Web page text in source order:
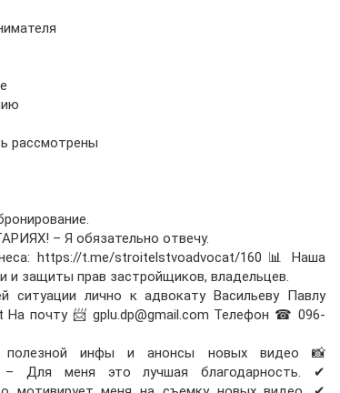
рассмотрены
– Я обязательно отвечу.
https://t.me/stroitelstvoadvocat/160 📊 Наша
и защиты прав застройщиков, владельцев.
ситуации лично к адвокату Васильеву Павлу
На почту 📨 gplu.dp@gmail.com Телефон ☎ 096-
полезной инфы и анонсы новых видео 📸
Для меня это лучшая благодарность. ✔